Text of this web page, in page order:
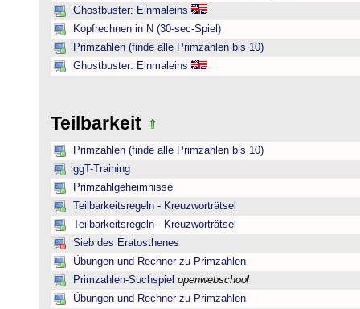
Ghostbuster: Einmaleins
Kopfrechnen in N (30-sec-Spiel)
Primzahlen (finde alle Primzahlen bis 10)
Ghostbuster: Einmaleins
Teilbarkeit
Primzahlen (finde alle Primzahlen bis 10)
ggT-Training
Primzahlgeheimnisse
Teilbarkeitsregeln - Kreuzworträtsel
Teilbarkeitsregeln - Kreuzworträtsel
Sieb des Eratosthenes
Übungen und Rechner zu Primzahlen
Primzahlen-Suchspiel openwebschool
Übungen und Rechner zu Primzahlen